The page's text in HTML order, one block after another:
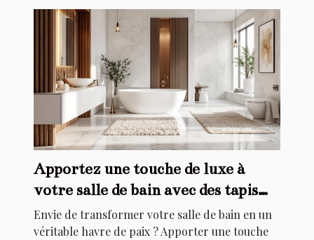
Apportez une touche de luxe à
votre salle de bain avec des tapis
élégants
Envie de transformer votre salle de bain en un
véritable havre de paix ? Apporter une touche